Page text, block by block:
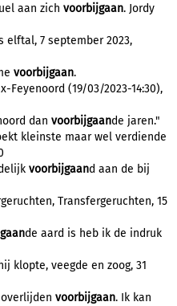
aan zich voorbijgaan. Jordy
elftal, 7 september 2023,
voorbijgaan.
Feyenoord (19/03/2023-14:30),
dan voorbijgaande jaren."
kleinste maar wel verdiende
voorbijgaand aan de bij
Transfergeruchten, 15
de aard is heb ik de indruk
klopte, veegde en zoog, 31
voorbijgaan. Ik kan